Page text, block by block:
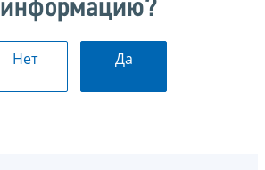
информацию?
Нет Да